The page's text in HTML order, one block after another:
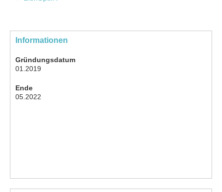
Informationen
Gründungsdatum
01.2019
Ende
05.2022